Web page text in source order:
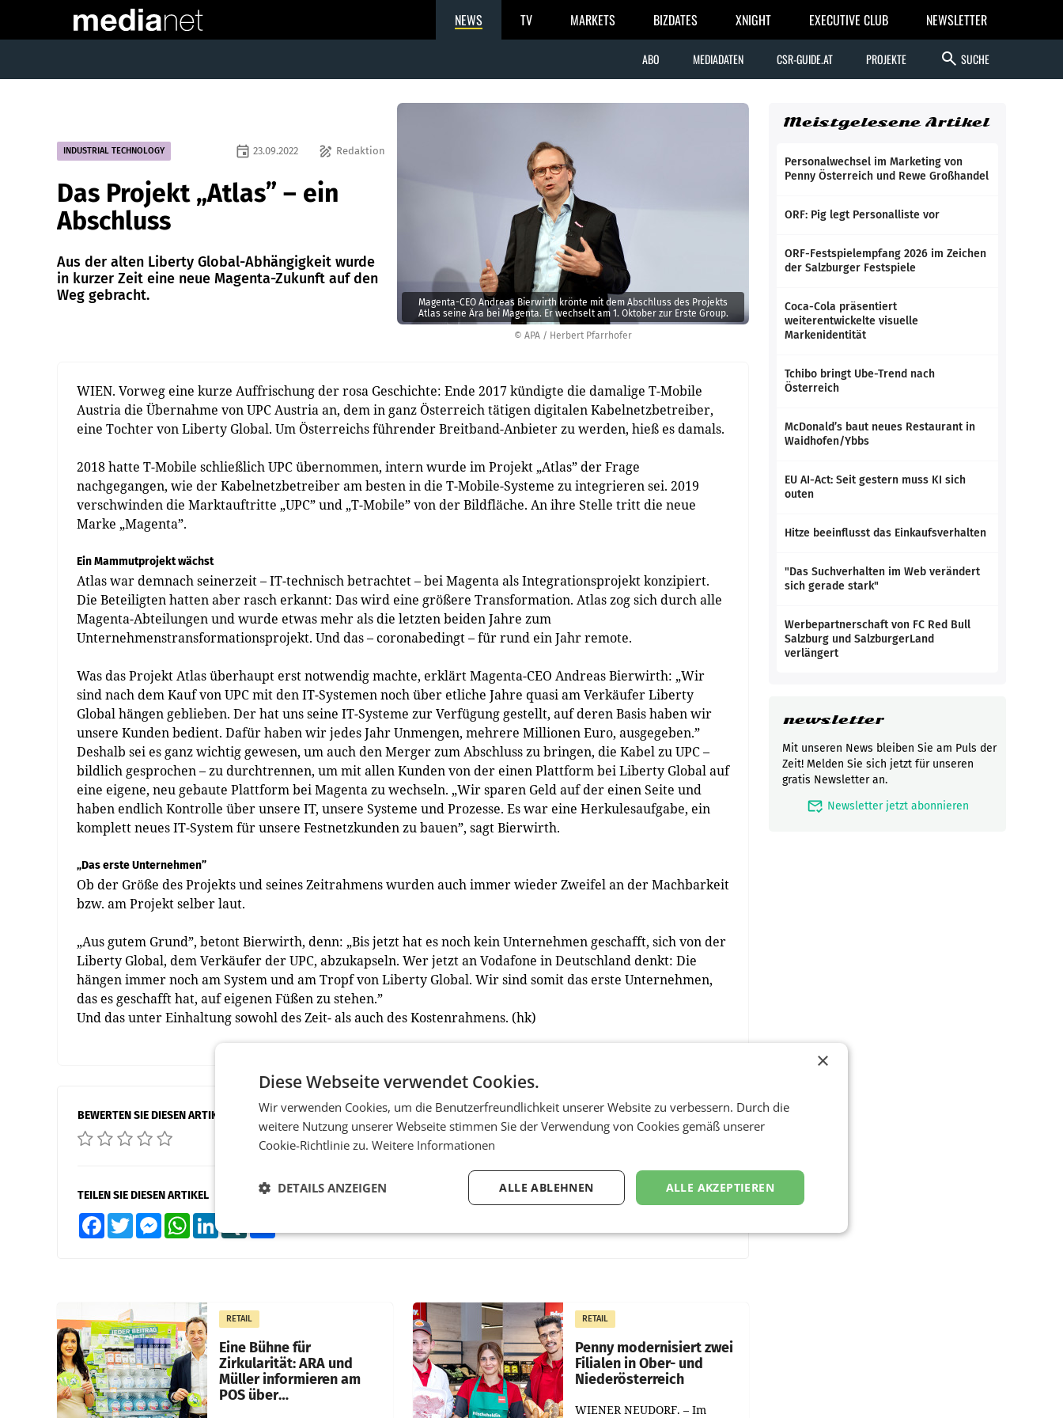
NEWS TV MARKETS BIZDATES XNIGHT EXECUTIVE CLUB NEWSLETTER
ABO MEDIADATEN CSR-GUIDE.AT PROJEKTE search SUCHE
© APA / Herbert Pfarrhofer
Magenta-CEO Andreas Bierwirth krönte mit dem Abschluss des Projekts
Atlas seine Ära bei Magenta. Er wechselt am 1. Oktober zur Erste Group.
INDUSTRIAL TECHNOLOGY draw Redaktion
event 23.09.2022
Das Projekt „Atlas” – ein
Abschluss
Aus der alten Liberty Global-Abhängigkeit wurde
in kurzer Zeit eine neue Magenta-Zukunft auf den
Weg gebracht.
WIEN. Vorweg eine kurze Auffrischung der rosa Geschichte: Ende 2017 kündigte die damalige T-Mobile
Austria die Übernahme von UPC Austria an, dem in ganz Österreich tätigen digitalen Kabelnetzbetreiber,
eine Tochter von Liberty Global. Um Österreichs führender Breitband-Anbieter zu werden, hieß es damals.
2018 hatte T-Mobile schließlich UPC übernommen, intern wurde im Projekt „Atlas” der Frage
nachgegangen, wie der Kabelnetzbetreiber am besten in die T-Mobile-Systeme zu integrieren sei. 2019
verschwinden die Marktauftritte „UPC” und „T-Mobile” von der Bildfläche. An ihre Stelle tritt die neue
Marke „Magenta”.
Ein Mammutprojekt wächst
Atlas war demnach seinerzeit – IT-technisch betrachtet – bei Magenta als Integrationsprojekt konzipiert.
Die Beteiligten hatten aber rasch erkannt: Das wird eine größere Transformation. Atlas zog sich durch alle
Magenta-Abteilungen und wurde etwas mehr als die letzten beiden Jahre zum
Unternehmenstransformationsprojekt. Und das – coronabedingt – für rund ein Jahr remote.
Was das Projekt Atlas überhaupt erst notwendig machte, erklärt Magenta-CEO Andreas Bierwirth: „Wir
sind nach dem Kauf von UPC mit den IT-Systemen noch über etliche Jahre quasi am Verkäufer Liberty
Global hängen geblieben. Der hat uns seine IT-Systeme zur Verfügung gestellt, auf deren Basis haben wir
unsere Kunden bedient. Dafür haben wir jedes Jahr Unmengen, mehrere Millionen Euro, ausgegeben.”
Deshalb sei es ganz wichtig gewesen, um auch den Merger zum Abschluss zu bringen, die Kabel zu UPC –
bildlich gesprochen – zu durchtrennen, um mit allen Kunden von der einen Plattform bei Liberty Global auf
eine eigene, neu gebaute Plattform bei Magenta zu wechseln. „Wir sparen Geld auf der einen Seite und
haben endlich Kontrolle über unsere IT, unsere Systeme und Prozesse. Es war eine Herkules­aufgabe, ein
komplett neues IT-System für unsere Festnetzkunden zu bauen”, sagt Bierwirth.
„Das erste Unternehmen”
Ob der Größe des Projekts und seines Zeitrahmens wurden auch immer wieder Zweifel an der Machbarkeit
bzw. am Projekt selber laut.
„Aus gutem Grund”, betont Bierwirth, denn: „Bis jetzt hat es noch kein Unternehmen geschafft, sich von der
Liberty Global, dem Verkäufer der UPC, abzukapseln. Wer jetzt an Vodafone in Deutschland denkt: Die
hängen immer noch am System und am Tropf von Liberty Global. Wir sind somit das erste Unternehmen,
das es geschafft hat, auf eigenen Füßen zu stehen.”
Und das unter Einhaltung sowohl des Zeit- als auch des Kostenrahmens. (hk)
BEWERTEN SIE DIESEN ARTIKEL
TEILEN SIE DIESEN ARTIKEL
FacebookTwitter MessengerWhatsApp
RETAIL
Eine Bühne für
Zirkularität: ARA und
Müller informieren am
POS über
RETAIL
Penny modernisiert zwei
Filialen in Ober- und
Niederösterreich
WIENER NEUDORF. – Im
Meistgelesene Artikel
Personalwechsel im Marketing von
Penny Österreich und Rewe Großhandel
ORF: Pig legt Personalliste vor
ORF-Festspielempfang 2026 im Zeichen
der Salzburger Festspiele
Coca-Cola präsentiert
weiterentwickelte visuelle
Markenidentität
Tchibo bringt Ube-Trend nach
Österreich
McDonald’s baut neues Restaurant in
Waidhofen/Ybbs
EU AI-Act: Seit gestern muss KI sich
outen
Hitze beeinflusst das Einkaufsverhalten
"Das Suchverhalten im Web verändert
sich gerade stark"
Werbepartnerschaft von FC Red Bull
Salzburg und SalzburgerLand
verlängert
newsletter
Mit unseren News bleiben Sie am Puls der
Zeit! Melden Sie sich jetzt für unseren
gratis Newsletter an.
mark_email_read Newsletter jetzt abonnieren
×
Diese Webseite verwendet Cookies.
Wir verwenden Cookies, um die Benutzerfreundlichkeit unserer Website zu verbessern. Durch die
weitere Nutzung unserer Webseite stimmen Sie der Verwendung von Cookies gemäß unserer
Cookie-Richtlinie zu. Weitere Informationen
ALLE AKZEPTIEREN
ALLE ABLEHNEN
DETAILS ANZEIGEN